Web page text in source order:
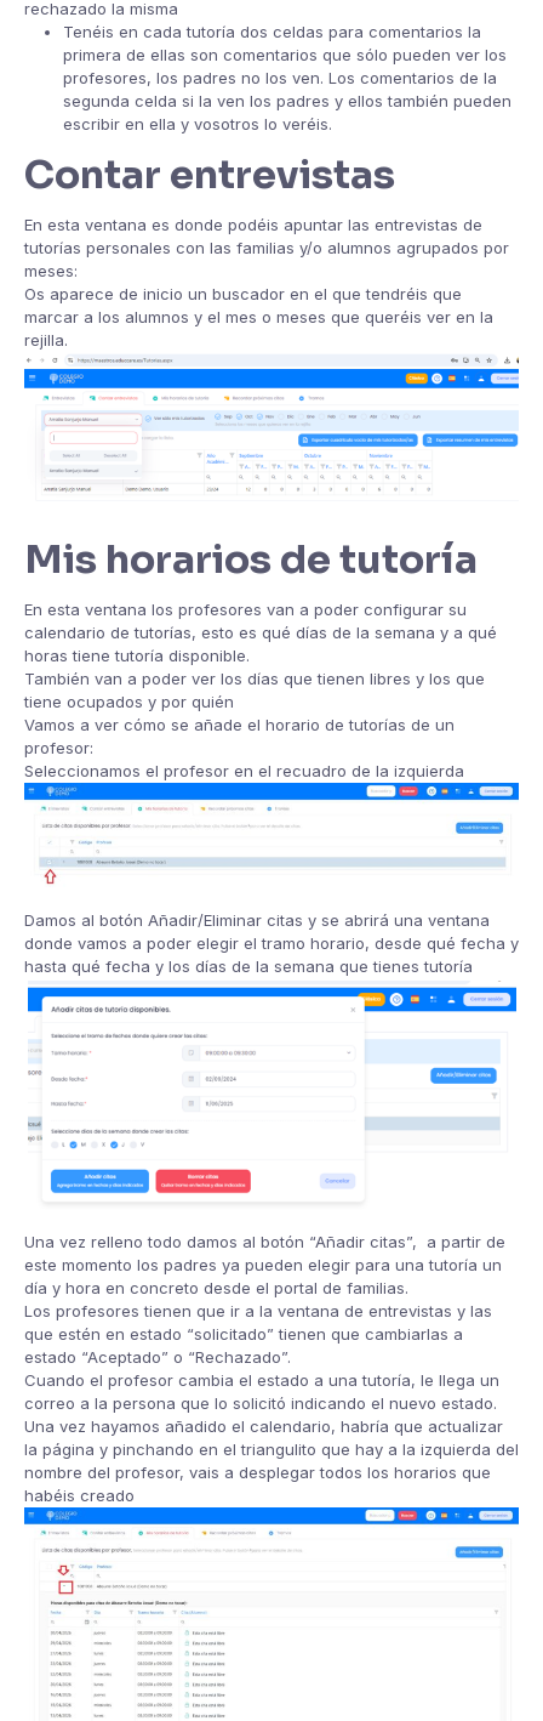
rechazado la misma
Tenéis en cada tutoría dos celdas para comentarios la
primera de ellas son comentarios que sólo pueden ver los
profesores, los padres no los ven. Los comentarios de la
segunda celda si la ven los padres y ellos también pueden
escribir en ella y vosotros lo veréis.
Contar entrevistas
En esta ventana es donde podéis apuntar las entrevistas de
tutorías personales con las familias y/o alumnos agrupados por
meses:
Os aparece de inicio un buscador en el que tendréis que
marcar a los alumnos y el mes o meses que queréis ver en la
rejilla.
Mis horarios de tutoría
En esta ventana los profesores van a poder configurar su
calendario de tutorías, esto es qué días de la semana y a qué
horas tiene tutoría disponible.
También van a poder ver los días que tienen libres y los que
tiene ocupados y por quién
Vamos a ver cómo se añade el horario de tutorías de un
profesor:
Seleccionamos el profesor en el recuadro de la izquierda
Damos al botón Añadir/Eliminar citas y se abrirá una ventana
donde vamos a poder elegir el tramo horario, desde qué fecha y
hasta qué fecha y los días de la semana que tienes tutoría
Una vez relleno todo damos al botón “Añadir citas”, a partir de
este momento los padres ya pueden elegir para una tutoría un
día y hora en concreto desde el portal de familias.
Los profesores tienen que ir a la ventana de entrevistas y las
que estén en estado “solicitado” tienen que cambiarlas a
estado “Aceptado” o “Rechazado”.
Cuando el profesor cambia el estado a una tutoría, le llega un
correo a la persona que lo solicitó indicando el nuevo estado.
Una vez hayamos añadido el calendario, habría que actualizar
la página y pinchando en el triangulito que hay a la izquierda del
nombre del profesor, vais a desplegar todos los horarios que
habéis creado